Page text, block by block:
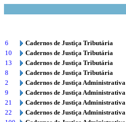
6
Cadernos de Justiça Tributária
10
Cadernos de Justiça Tributária
13
Cadernos de Justiça Tributária
8
Cadernos de Justiça Tributária
2
Cadernos de Justiça Administrativa
9
Cadernos de Justiça Administrativa
21
Cadernos de Justiça Administrativa
22
Cadernos de Justiça Administrativa